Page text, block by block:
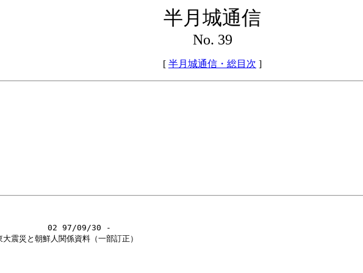
半月城通信
No. 39
[ 半月城通信・総目次 ]
　　　　　02 97/09/30 -
朝鮮人関係資料（一部訂正）